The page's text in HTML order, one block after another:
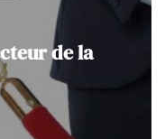
de la